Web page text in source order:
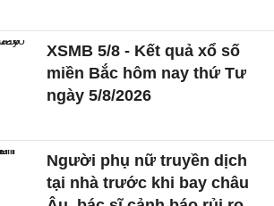
XSMB 5/8 - Kết quả xổ số
miền Bắc hôm nay thứ Tư
ngày 5/8/2026
Người phụ nữ truyền dịch
tại nhà trước khi bay châu